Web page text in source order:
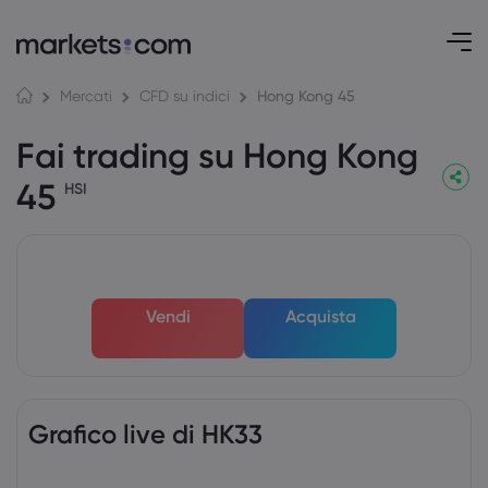
Mercati CFD su indici Hong Kong 45
Fai trading su Hong Kong
45 HSI
Vendi Acquista
Grafico live di HK33